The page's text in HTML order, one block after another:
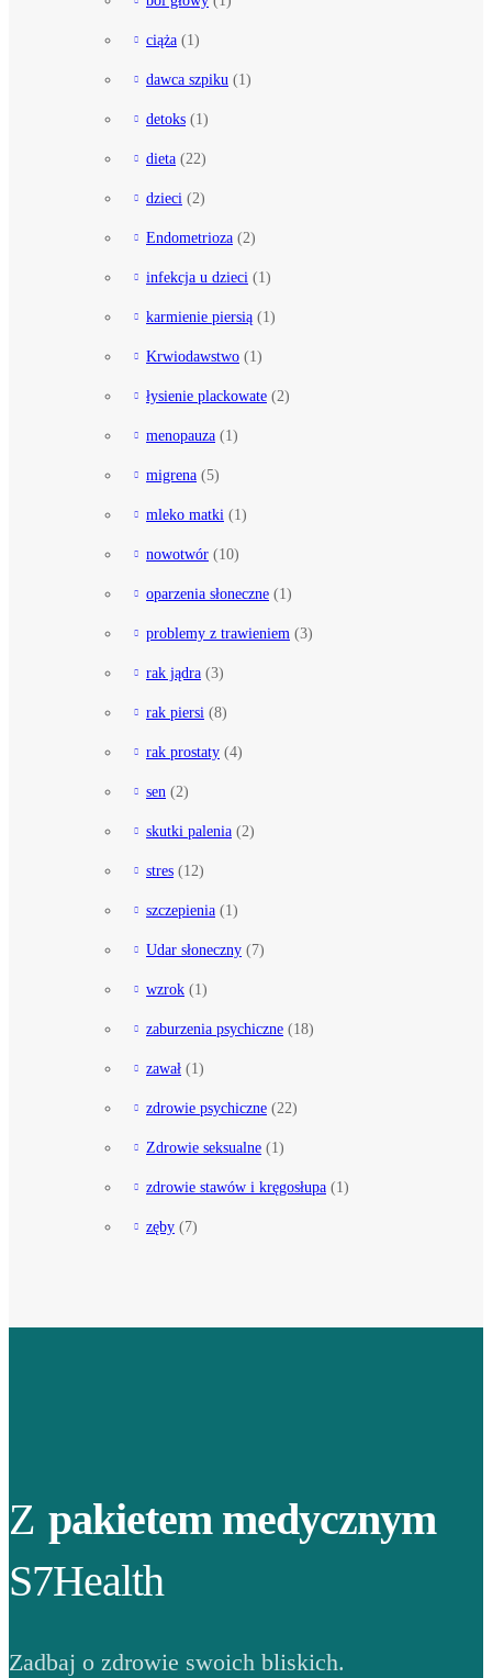
ciąża (1)
dawca szpiku (1)
detoks (1)
dieta (22)
dzieci (2)
Endometrioza (2)
infekcja u dzieci (1)
karmienie piersią (1)
Krwiodawstwo (1)
łysienie plackowate (2)
menopauza (1)
migrena (5)
mleko matki (1)
nowotwór (10)
oparzenia słoneczne (1)
problemy z trawieniem (3)
rak jądra (3)
rak piersi (8)
rak prostaty (4)
sen (2)
skutki palenia (2)
stres (12)
szczepienia (1)
Udar słoneczny (7)
wzrok (1)
zaburzenia psychiczne (18)
zawał (1)
zdrowie psychiczne (22)
Zdrowie seksualne (1)
zdrowie stawów i kręgosłupa (1)
zęby (7)
Z pakietem medycznym
S7Health
Zadbaj o zdrowie swoich bliskich.